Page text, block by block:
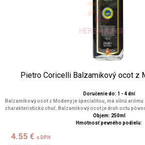
Pietro Coricelli Balzamikový ocot z
Doručenie do: 1 - 4 dní
Balzamikový ocot z Modeny je špecialitou, má silnú arómu
charakteristickú chuť. Balzamikový ocot je druh octu
Objem: 250ml
Hmotnosť pevného podielu:
4.55 € s DPH